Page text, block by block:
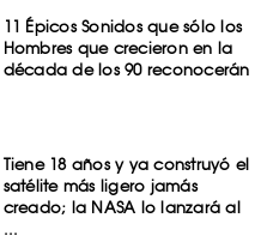
11 Épicos Sonidos que sólo los
Hombres que crecieron en la
década de los 90 reconocerán
Tiene 18 años y ya construyó el
satélite más ligero jamás
creado; la NASA lo lanzará al
...